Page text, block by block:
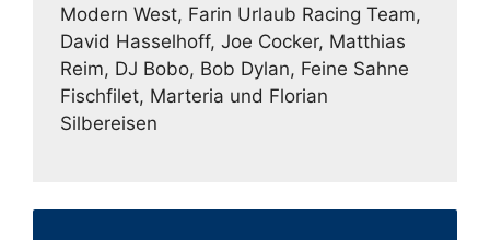
Modern West, Farin Urlaub Racing Team,
David Hasselhoff, Joe Cocker, Matthias
Reim, DJ Bobo, Bob Dylan, Feine Sahne
Fischfilet, Marteria und Florian
Silbereisen